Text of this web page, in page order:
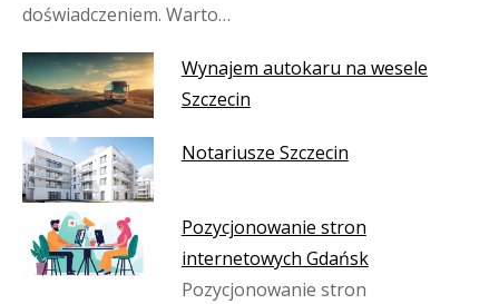
doświadczeniem. Warto…
Wynajem autokaru na wesele
Szczecin
Notariusze Szczecin
Pozycjonowanie stron
internetowych Gdańsk
Pozycjonowanie stron